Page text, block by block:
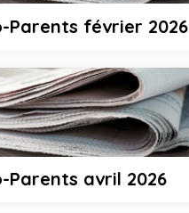
Parents février 2026
Parents avril 2026